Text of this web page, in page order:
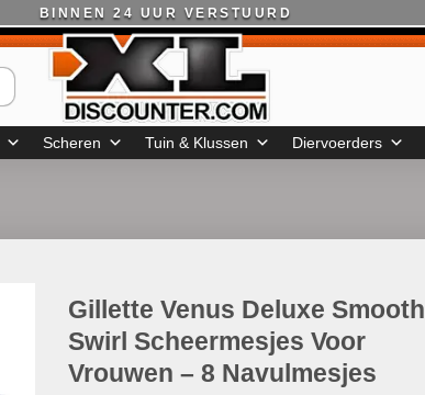
BINNEN 24 UUR VERSTUURD
Scheren Tuin & Klussen Diervoerders
Gillette Venus Deluxe Smooth
Swirl Scheermesjes Voor
Vrouwen – 8 Navulmesjes